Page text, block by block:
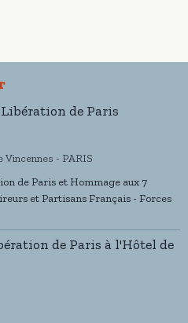
de Paris
Vincennes - PARIS
de Paris et Hommage aux 7
et Partisans Français - Forces
de Paris à l'Hôtel de